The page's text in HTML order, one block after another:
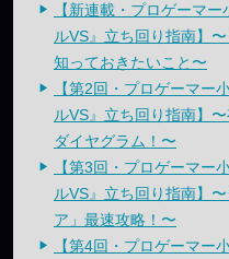
【新連載・プロゲーマ
ルVS』立ち回り指南】
知っておきたいこと〜
【第2回・プロゲーマー
ルVS』立ち回り指南】
ダイヤグラム！〜
【第3回・プロゲーマー
ルVS』立ち回り指南】
ア」最速攻略！〜
【第4回・プロゲーマー